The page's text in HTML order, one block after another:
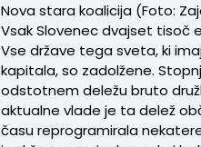
Nova stara koalicija (Foto:
Vsak Slovenec dvajset tisoč
Vse države tega sveta, ki
kapitala, so zadolžene.
odstotnem deležu bruto
aktualne vlade je ta delež
času reprogramirala